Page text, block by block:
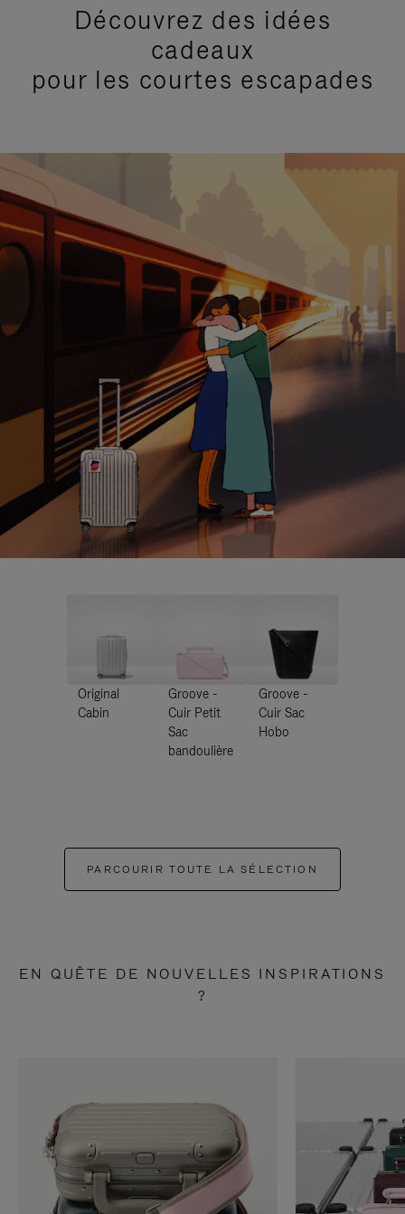
Découvrez des idées
cadeaux
pour les courtes escapades
Original
Cabin
Groove -
Cuir Petit
Sac
bandoulière
Groove -
Cuir Sac
Hobo
PARCOURIR TOUTE LA SÉLECTION
EN QUÊTE DE NOUVELLES INSPIRATIONS
?